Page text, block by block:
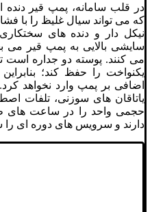
در قلب سامانه، پمپ قیر دنده
که می ‌تواند سیال غلیظ را با
نیکل ‌دار و دنده ‌های
سایشی بالایی به پمپ قیر می
می‌ کنند. پوسته دو جداره است
یکنواخت را حفظ کند؛
اضافی بر پمپ وارد نخواهد
یاتاقان ‌های سوزنی، تلفات
حجمی واحد را در ساعت‌ های
‌دارند و سرویس‌ های دوره‌ ای را